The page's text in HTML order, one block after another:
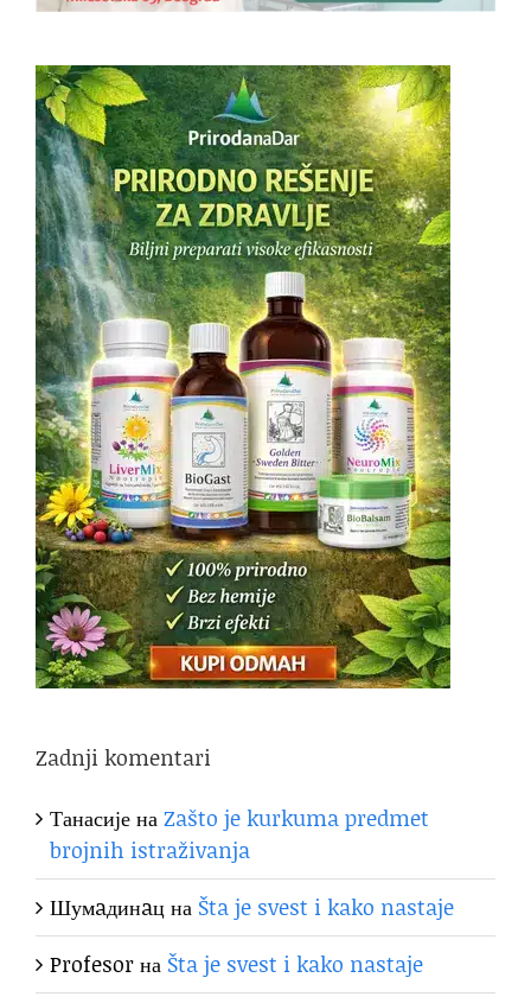
Zadnji komentari
ТанасијенаZašto je kurkuma predmet
brojnih istraživanja
Шумaдинaцна Šta je svest i kako nastaje
Profesorна Šta je svest i kako nastaje